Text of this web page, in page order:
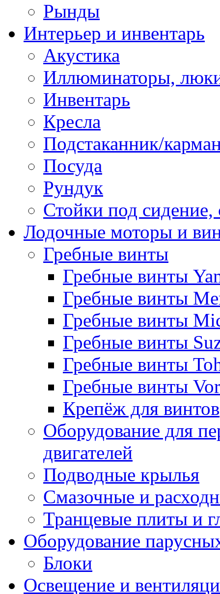
Рынды
Интерьер и инвентарь
Акустика
Иллюминаторы,
Инвентарь
Кресла
Подстаканник/
Посуда
Рундук
Стойки под
Лодочные моторы и
Гребные винты
Гребные винты
Гребные винты
Гребные винты
Гребные винты
Гребные винты
Гребные винты
Крепёж для винтов
Оборудование для
двигателей
Подводные крылья
Смазочные и
Транцевые плиты и
Оборудование
Блоки
Освещение и